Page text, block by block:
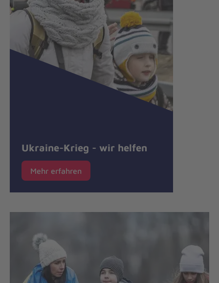
Ukraine-Krieg - wir helfen
Mehr erfahren